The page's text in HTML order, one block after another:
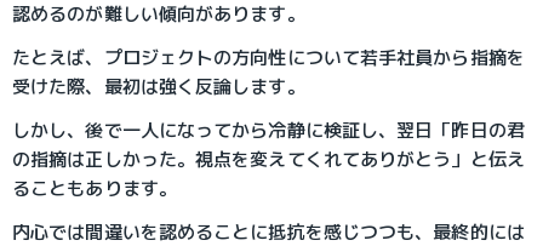
認めるのが難しい傾向があります。
たとえば、プロジェクトの方向性について若手社員から指摘を
受けた際、最初は強く反論します。
しかし、後で一人になってから冷静に検証し、翌日「昨日の君
の指摘は正しかった。視点を変えてくれてありがとう」と伝え
ることもあります。
内心では間違いを認めることに抵抗を感じつつも、最終的には